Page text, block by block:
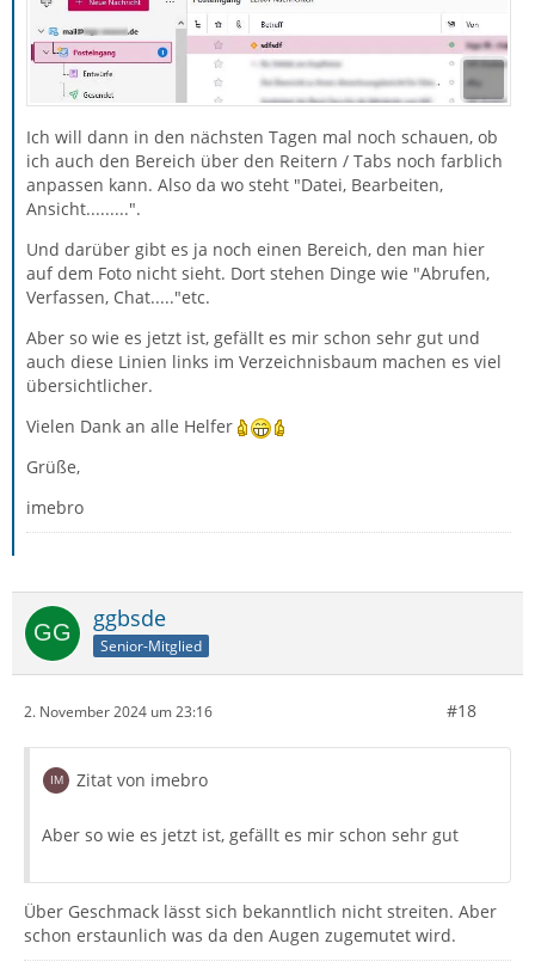
Ich will dann in den nächsten Tagen mal noch schauen, ob
ich auch den Bereich über den Reitern / Tabs noch farblich
anpassen kann. Also da wo steht "Datei, Bearbeiten,
Ansicht.........".
Und darüber gibt es ja noch einen Bereich, den man hier
auf dem Foto nicht sieht. Dort stehen Dinge wie "Abrufen,
Verfassen, Chat....."etc.
Aber so wie es jetzt ist, gefällt es mir schon sehr gut und
auch diese Linien links im Verzeichnisbaum machen es viel
übersichtlicher.
Vielen Dank an alle Helfer
Grüße,
imebro
ggbsde
Senior-Mitglied
2. November 2024 um 23:16 #18
Zitat von imebro
Aber so wie es jetzt ist, gefällt es mir schon sehr gut
Über Geschmack lässt sich bekanntlich nicht streiten. Aber
schon erstaunlich was da den Augen zugemutet wird.